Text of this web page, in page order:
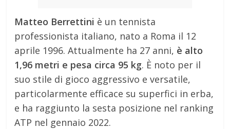
Matteo Berrettini è un tennista
professionista italiano, nato a Roma il 12
aprile 1996. Attualmente ha 27 anni, è alto
1,96 metri e pesa circa 95 kg. È noto per il
suo stile di gioco aggressivo e versatile,
particolarmente efficace su superfici in erba,
e ha raggiunto la sesta posizione nel ranking
ATP nel gennaio 2022.